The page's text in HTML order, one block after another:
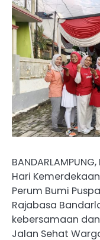
Hari Kemerdekaan
Perum Bumi
Rajabasa
kebersamaan
Jalan Sehat